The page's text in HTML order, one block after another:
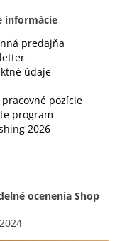
informácie
predajňa
údaje
pracovné pozície
program
2026
ocenenia Shop